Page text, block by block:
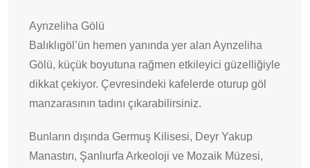
Aynzeliha Gölü
Balıklıgöl’ün hemen yanında yer alan Aynzeliha
Gölü, küçük boyutuna rağmen etkileyici güzelliğiyle
dikkat çekiyor. Çevresindeki kafelerde oturup göl
manzarasının tadını çıkarabilirsiniz.
Bunların dışında Germuş Kilisesi, Deyr Yakup
Manastırı, Şanlıurfa Arkeoloji ve Mozaik Müzesi,